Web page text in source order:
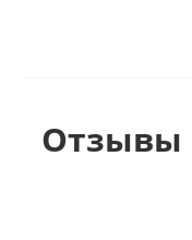
Отзывы